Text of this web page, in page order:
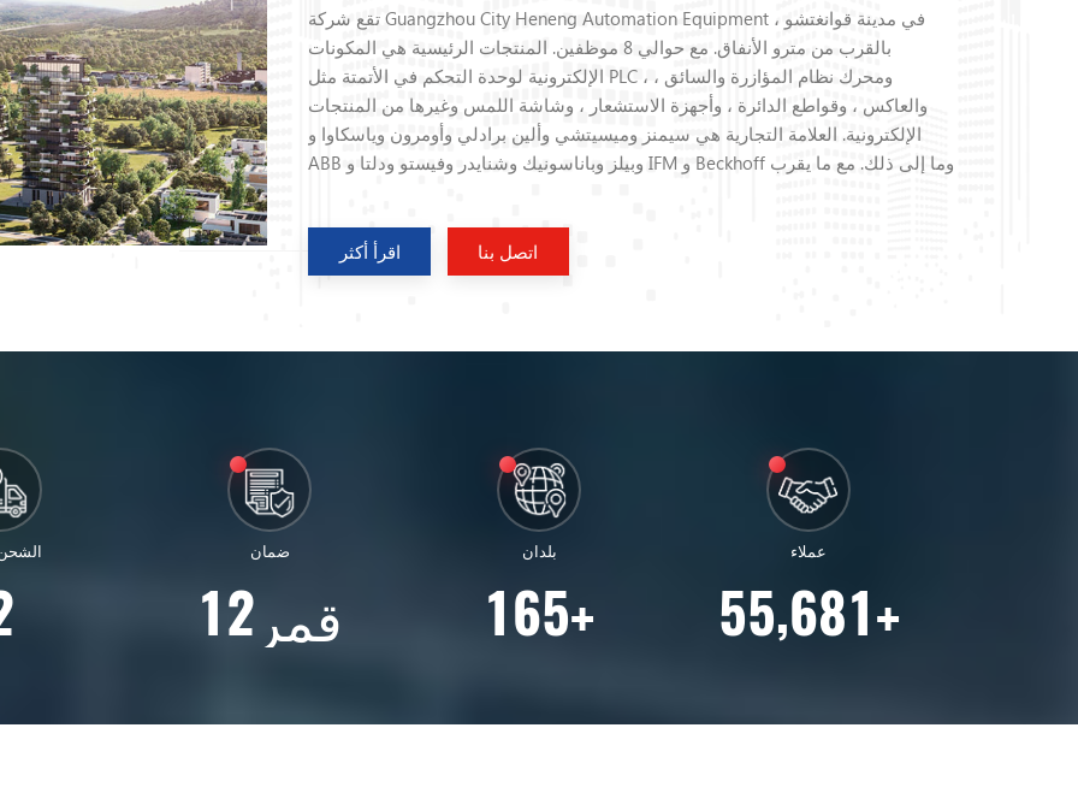
تقع شركة Guangzhou City Heneng Automation Equipment في مدينة قوانغتشو ،
بالقرب من مترو الأنفاق. مع حوالي 8 موظفين. المنتجات الرئيسية هي المكونات
الإلكترونية لوحدة التحكم في الأتمتة مثل PLC ، ومحرك نظام المؤازرة والسائق ،
والعاكس ، وقواطع الدائرة ، وأجهزة الاستشعار ، وشاشة اللمس وغيرها من المنتجات
الإلكترونية. العلامة التجارية هي سيمنز وميسيتشي وألين برادلي وأومرون وياسكاوا و
ABB وبيلز وباناسونيك وشنايدر وفيستو ودلتا و IFM و Beckhoff وما إلى ذلك. مع ما يقرب
اقرأ أكثر
اتصل بنا
ضمان
12 قمر
بلدان
165+
عملاء
55,681+